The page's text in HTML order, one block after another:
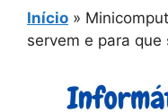
Início »
servem e para que